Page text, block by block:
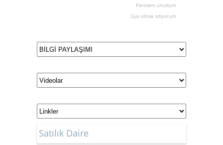
Parolamı unuttum
Üye olmak istiyorum
Satılık Daire